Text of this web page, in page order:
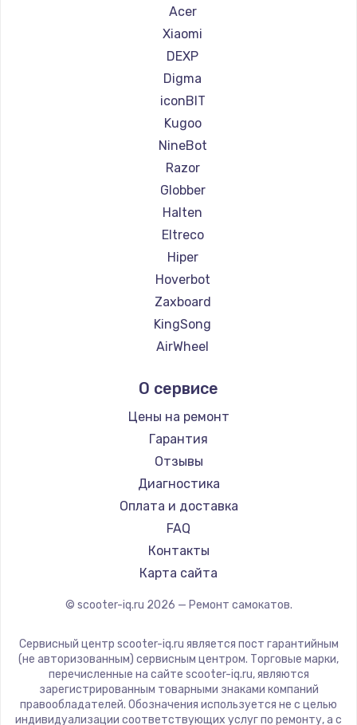
Ремонт самокатов Shorner
Ремонт самокатов Joyor
Ремонт самокатов Minimotors
Ремонт самокатов Bork
Ремонт самокатов Segway
Ремонт самокатов KIRIN
Acer
Xiaomi
DEXP
Digma
iconBIT
Kugoo
NineBot
Razor
Globber
Halten
Eltreco
Hiper
Hoverbot
Zaxboard
KingSong
AirWheel
Hunter
Shorner
Joyor
Minimotors
Bork
Segway
KIRIN
О сервисе
Цены на ремонт
Гарантия
Отзывы
Диагностика
Оплата и доставка
FAQ
Контакты
Карта сайта
© scooter-iq.ru 2026 — Ремонт самокатов.
Сервисный центр scooter-iq.ru является пост гарантийным
(не авторизованным) сервисным центром. Торговые марки,
перечисленные на сайте scooter-iq.ru, являются
зарегистрированным товарными знаками компаний
правообладателей. Обозначения используется не с целью
индивидуализации соответствующих услуг по ремонту, а с